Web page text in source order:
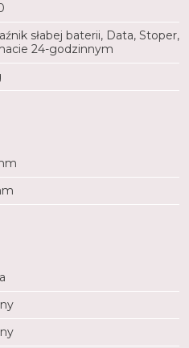
słabej baterii, Data, Stoper,
24-godzinnym